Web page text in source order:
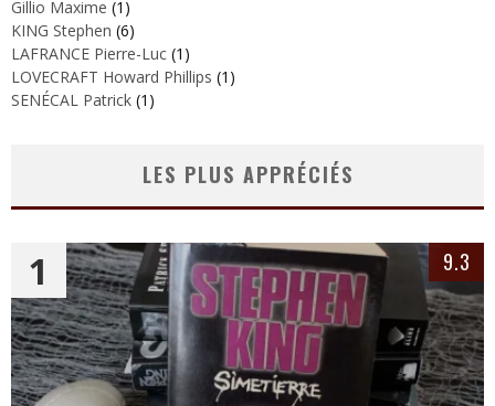
Gillio Maxime (1)
KING Stephen (6)
LAFRANCE Pierre-Luc (1)
LOVECRAFT Howard Phillips (1)
SENÉCAL Patrick (1)
LES PLUS APPRÉCIÉS
1 9.3